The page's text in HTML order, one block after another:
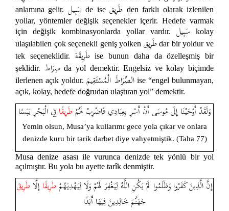
anlamına gelir. سَبِيل de iseطَرِيق den farklı olarak izlenilen
yollar, yöntemler değişik seçenekler içerir. Hedefe varmak
için değişik kombinasyonlarda yollar vardır. سَبِيل kolay
ulaşılabilen çok seçenekli geniş yolken طَرِيقdar bir yoldur ve
tek seçeneklidir. طَرِيقَةise bunun daha da özelleşmiş bir
şeklidir. صِرَاطda yol demektir. Engelsiz ve kolay biçimde
ilerlenen açık yoldur.الصِّرَاطَ الْمُسْتَقِيمَise “engel bulunmayan,
açık, kolay, hedefe doğrudan ulaştıran yol” demektir.
وَلَقَدْ أَوْحَيْنَا إِلَى مُوسَى أَنْ أَسْرِ بِعِبَادِي فَاضْرِبْ لَهُمْطَرِيقًافِي الْبَحْرِ يَبَسًا
Yemin olsun, Musa’ya kullarımı gece yola çıkar ve onlara
denizde kuru bir tarik darbet diye vahyetmiştik. (Taha 77)
Musa denize asası ile vurunca denizde tek yönlü bir yol
açılmıştır. Bu yola bu ayette tarîk denmiştir.
إِنَّ الَّذِينَ كَفَرُوا وَظَلَمُوا لَمْ يَكُنِ اللَّهُ لِيَغْفِرَ لَهُمْ وَلَا لِيَهْدِيَهُمْطَرِيقًاإِلَّاطَرِيقَ
جَهَنَّمَ خَالِدِينَ فِيهَا أَبَدًا